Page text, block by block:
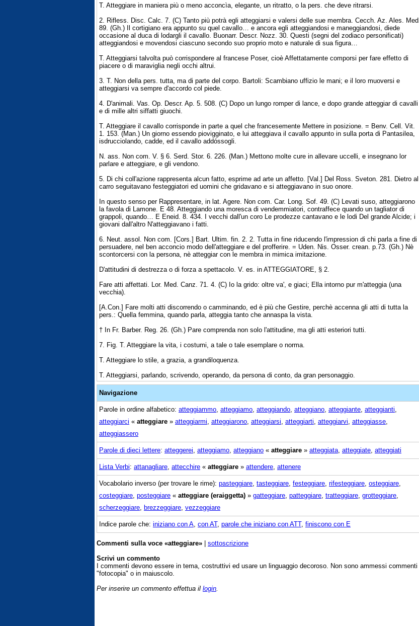
T. Atteggiare in maniera più o meno acconcìa, elegante, un ritratto, o la pers. che deve ritrarsi.
2. Rifless. Disc. Calc. 7. (C) Tanto più potrà egli atteggiarsi e valersi delle sue membra. Cecch. Az. Ales. Med.
89. (Gh.) Il cortigiano era appunto su quel cavallo… e ancora egli atteggiandosi e maneggiandosi, diede
occasione al duca di lodargli il cavallo. Buonarr. Descr. Nozz. 30. Questi (segni del zodiaco personificati)
atteggiandosi e movendosi ciascuno secondo suo proprio moto e naturale di sua figura…
T. Atteggiarsi talvolta può corrispondere al francese Poser, cioè Affettatamente comporsi per fare effetto di
piacere o di maraviglia negli occhi altrui.
3. T. Non della pers. tutta, ma di parte del corpo. Bartoli: Scambiano uffizio le mani; e il loro muoversi e
atteggiarsi va sempre d'accordo col piede.
4. D'animali. Vas. Op. Descr. Ap. 5. 508. (C) Dopo un lungo romper di lance, e dopo grande atteggiar di cavalli
e di mille altri siffatti giuochi.
T. Atteggiare il cavallo corrisponde in parte a quel che francesemente Mettere in posizione. = Benv. Cell. Vit.
1. 153. (Man.) Un giorno essendo piovigginato, e lui atteggiava il cavallo appunto in sulla porta di Pantasilea,
isdrucciolando, cadde, ed il cavallo addóssogli.
N. ass. Non com. V. § 6. Serd. Stor. 6. 226. (Man.) Mettono molte cure in allevare uccelli, e insegnano lor
parlare e atteggiare, e gli vendono.
5. Di chi coll'azione rappresenta alcun fatto, esprime ad arte un affetto. [Val.] Del Ross. Sveton. 281. Dietro al
carro seguitavano festeggiatori ed uomini che gridavano e si atteggiavano in suo onore.
In questo senso per Rappresentare, in lat. Agere. Non com. Car. Long. Sof. 49. (C) Levati suso, atteggiarono
la favola di Lamone. E 48. Atteggiando una moresca di vendemmiatori, contraffece quando un tagliator di
grappoli, quando… E Eneid. 8. 434. I vecchi dall'un coro Le prodezze cantavano e le lodi Del grande Alcide; i
giovani dall'altro N'atteggiavano i fatti.
6. Neut. assol. Non com. [Cors.] Bart. Ultim. fin. 2. 2. Tutta in fine riducendo l'impression di chi parla a fine di
persuadere, nel ben acconcio modo dell'atteggiare e del profferire. = Uden. Nis. Osser. crean. p.73. (Gh.) Nè
scontorcersi con la persona, nè atteggiar con le membra in mimica imitazione.
D'attitudini di destrezza o di forza a spettacolo. V. es. in ATTEGGIATORE, § 2.
Fare atti affettati. Lor. Med. Canz. 71. 4. (C) Io la grido: oltre va', e giaci; Ella intorno pur m'atteggia (una
vecchia).
[A.Con.] Fare molti atti discorrendo o camminando, ed è più che Gestire, perchè accenna gli atti di tutta la
pers.: Quella femmina, quando parla, atteggia tanto che annaspa la vista.
† In Fr. Barber. Reg. 26. (Gh.) Pare comprenda non solo l'attitudine, ma gli atti esteriori tutti.
7. Fig. T. Atteggiare la vita, i costumi, a tale o tale esemplare o norma.
T. Atteggiare lo stile, a grazia, a grandiloquenza.
T. Atteggiarsi, parlando, scrivendo, operando, da persona di conto, da gran personaggio.
Navigazione
Parole in ordine alfabetico: atteggiammo atteggiamo atteggiando atteggiano atteggiante atteggianti
atteggiarci « atteggiare » atteggiarmi atteggiarono atteggiarsi atteggiarti atteggiarvi atteggiasse
atteggiassero
Parole di dieci lettere: atteggerei atteggiamo atteggiano « atteggiare » atteggiata atteggiate atteggiati
Lista Verbi: attanagliare attecchire « atteggiare » attendere attenere
Vocabolario inverso (per trovare le rime): pasteggiare tasteggiare festeggiare rifesteggiare osteggiare
costeggiare posteggiare « atteggiare (eraiggetta) » gatteggiare patteggiare tratteggiare grotteggiare
scherzeggiare brezzeggiare vezzeggiare
Indice parole che: iniziano con A con AT, parole che iniziano con ATT, finiscono con E
Commenti sulla voce «atteggiare» | sottoscrizione
Scrivi un commento
I commenti devono essere in tema, costruttivi ed usare un linguaggio decoroso. Non sono ammessi commenti
"fotocopia" o in maiuscolo.
Per inserire un commento effettua il login